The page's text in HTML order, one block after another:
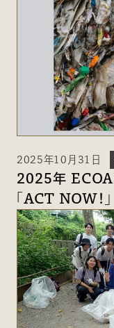
2025年10月31日
2025年
「ACT NOW！」